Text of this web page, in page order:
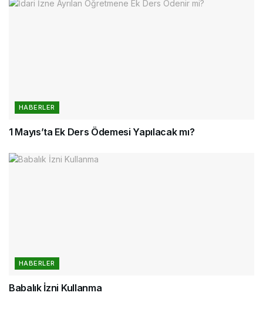
HABERLER
1 Mayıs’ta Ek Ders Ödemesi Yapılacak mı?
HABERLER
Babalık İzni Kullanma